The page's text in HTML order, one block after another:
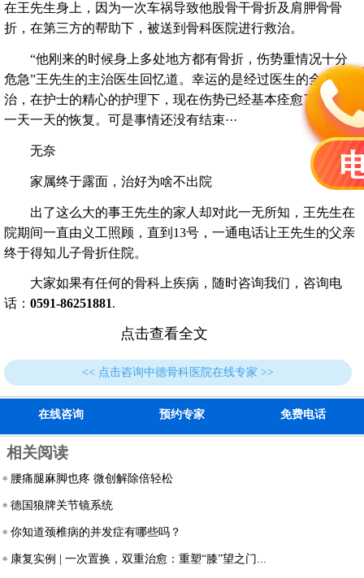
在王先生身上，因为一次车祸导致他股骨干骨折及肩胛骨骨
折，在第三方的帮助下，被送到骨科医院进行救治。
“他刚来的时候身上多处地方都有骨折，伤势重情况十分
危急”王先生的主治医生回忆道。幸运的是经过医生的全力救
治，在护士的精心的护理下，现在伤势已经基本痊愈了，身体
一天一天的恢复。可是事情还没有结束···
无奈
家属终于露面，治好为啥不出院
出了这么大的事王先生的家人却对此一无所知，王先生在
院期间一直由义工照顾，直到13号，一通电话让王先生的父亲
终于得知儿子骨折住院。
大家如果有任何的骨科上疾病，随时咨询我们，咨询电
话： 0591-86251881.
点击查看全文
<< 点击咨询中德骨科医院在线专家 >>
在线咨询 预约专家 免费电话
相关阅读
腰痛腿麻脚也疼 微创解除倍轻松
德国狼牌关节镜系统
你知道颈椎病的并发症有哪些吗？
康复实例 | 一次置换，双重治愈：重塑“膝”望之门...